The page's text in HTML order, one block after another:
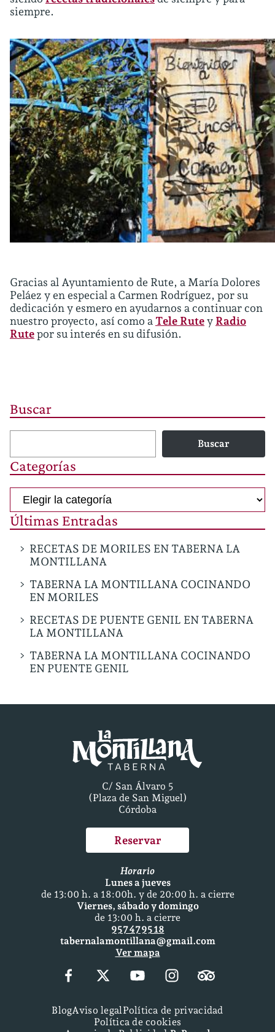
siempre.
Gracias al Ayuntamiento de Rute, a María Dolores
Peláez y en especial a Carmen Rodríguez, por su
dedicación y esmero en ayudarnos a continuar con
nuestro proyecto, así como a Tele Rutey Radio
Rutepor su interés en su difusión.
Buscar
Buscar
Categorías
Categorías
Últimas Entradas
RECETAS DE MORILES EN TABERNA LA
MONTILLANA
TABERNA LA MONTILLANA COCINANDO
EN MORILES
RECETAS DE PUENTE GENIL EN TABERNA
LA MONTILLANA
TABERNA LA MONTILLANA COCINANDO
EN PUENTE GENIL
C/ San Álvaro 5
(Plaza de San Miguel)
Córdoba
Reservar
Horario
Lunes a jueves
de 13:00 h. a 18:00h. y de 20:00 h. a cierre
Viernes, sábado y domingo
de 13:00 h. a cierre
957 47 95 18
tabernalamontillana@gmail.com
Ver mapa
BlogAviso legalPolítica de privacidad
Política de cookies